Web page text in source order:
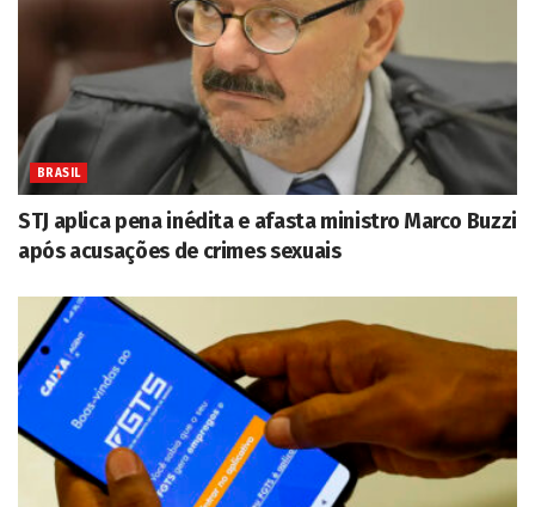
BRASIL
STJ aplica pena inédita e afasta ministro Marco Buzzi
após acusações de crimes sexuais